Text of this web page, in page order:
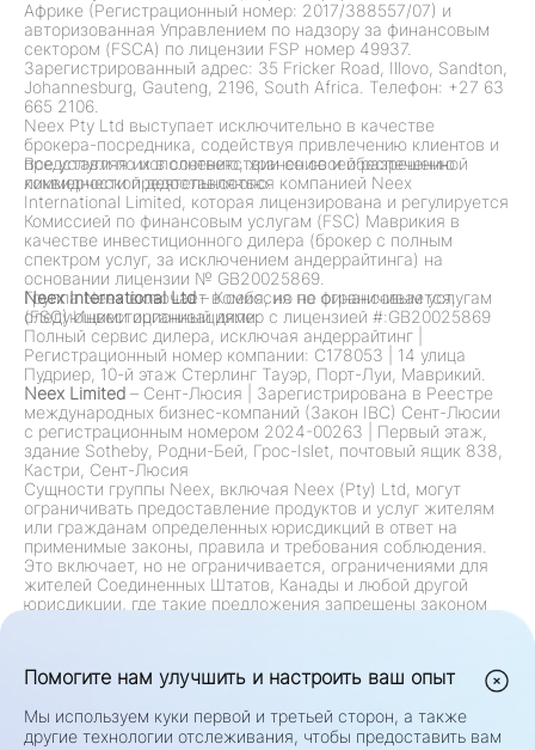
Африке (Регистрационный номер: 2017/388557/07) и
авторизованная Управлением по надзору за финансовым
сектором (FSCA) по лицензии FSP номер 49937.
Зарегистрированный адрес: 35 Fricker Road, Illovo, Sandton,
Johannesburg, Gauteng, 2196, South Africa. Телефон: +27 63
665 2106.
Neex Pty Ltd выступает исключительно в качестве
брокера-посредника, содействуя привлечению клиентов и
представляя их в соответствии со своей разрешенной
коммерческой деятельностью.
Все услуги по исполнению, хранению и обеспечению
ликвидности предоставляются компанией Neex
International Limited, которая лицензирована и регулируется
Комиссией по финансовым услугам (FSC) Маврикия в
качестве инвестиционного дилера (брокер с полным
спектром услуг, за исключением андеррайтинга) на
основании лицензии № GB20025869.
Группа Neex включает в себя, но не ограничивается,
следующими организациями:
Neex International Ltd– Комиссия по финансовым услугам
(FSC) Инвестиционный дилер с лицензией #:GB20025869
Полный сервис дилера, исключая андеррайтинг
Регистрационный номер компании: C178053
14 улица
Пудриер, 10-й этаж Стерлинг Тауэр, Порт-Луи, Маврикий.
Neex Limited – Сент-Люсия
Зарегистрирована в Реестре
международных бизнес-компаний (Закон IBC) Сент-Люсии
с регистрационным номером 2024-00263
Первый этаж,
здание Sotheby, Родни-Бей, Грос-Islet, почтовый ящик 838,
Кастри, Сент-Люсия
Сущности группы Neex, включая Neex (Pty) Ltd, могут
ограничивать предоставление продуктов и услуг жителям
или гражданам определенных юрисдикций в ответ на
применимые законы, правила и требования соблюдения.
Это включает, но не ограничивается, ограничениями для
жителей Соединенных Штатов, Канады и любой другой
юрисдикции, где такие предложения запрещены законом
Предупреждение о риске:Контракты на разницу (CFD) и
продуктами и несут высокий риск быстрого убытка
капитала. Торговля такими инструментами может быть не
Помогите нам улучшить и настроить ваш опыт
Мы используем куки первой и третьей сторон, а также
другие технологии отслеживания, чтобы предоставить вам